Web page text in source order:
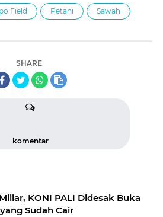
Field Petani Sawah
SHARE
komentar
KONI PALI Didesak Buka
Sudah Cair